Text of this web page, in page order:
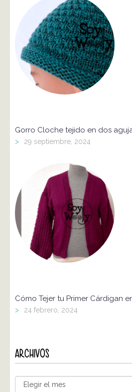
Gorro Cloche tejido en dos
> 29 septiembre, 2024
Cómo Tejer tu Primer Cárdigan
> 24 febrero, 2024
ARCHIVOS